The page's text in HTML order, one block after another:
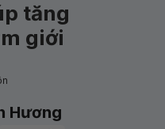
tăng
giới
Hương